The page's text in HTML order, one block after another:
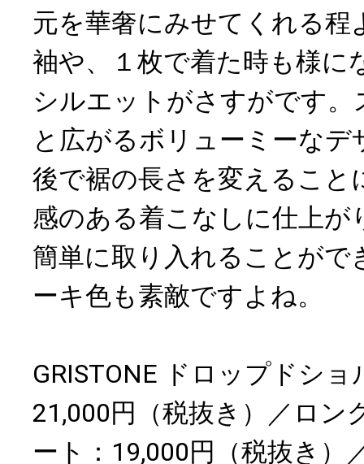
元を華奢にみせてくれる程
袖や、１枚で着た時も様に
シルエットがさすがです
と広がるボリューミーな
後で裾の長さを変えること
感のある着こなしに仕上が
簡単に取り入れることがで
ーキ色も素敵ですよね。
GRISTONE ドロップドシ
21,000円（税抜き）／ロン
ート：19,000円（税抜き）